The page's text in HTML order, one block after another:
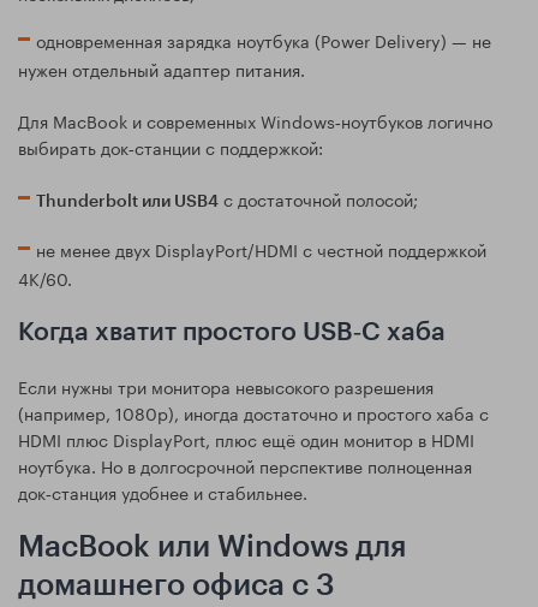
одновременная зарядка ноутбука (Power Delivery) — не
нужен отдельный адаптер питания.
Для MacBook и современных Windows‑ноутбуков логично
выбирать док‑станции с поддержкой:
Thunderbolt или USB4 с достаточной полосой;
не менее двух DisplayPort/HDMI с честной поддержкой
4K/60.
Когда хватит простого USB‑C хаба
Если нужны три монитора невысокого разрешения
(например, 1080p), иногда достаточно и простого хаба с
HDMI плюс DisplayPort, плюс ещё один монитор в HDMI
ноутбука. Но в долгосрочной перспективе полноценная
док‑станция удобнее и стабильнее.
MacBook или Windows для
домашнего офиса с 3